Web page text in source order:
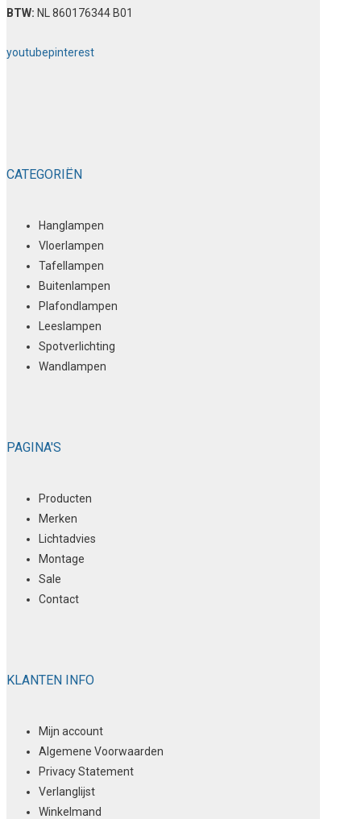
BTW: NL 860176344 B01
youtubepinterest
CATEGORIËN
Hanglampen
Vloerlampen
Tafellampen
Buitenlampen
Plafondlampen
Leeslampen
Spotverlichting
Wandlampen
PAGINA'S
Producten
Merken
Lichtadvies
Montage
Sale
Contact
KLANTEN INFO
Mijn account
Algemene Voorwaarden
Privacy Statement
Verlanglijst
Winkelmand